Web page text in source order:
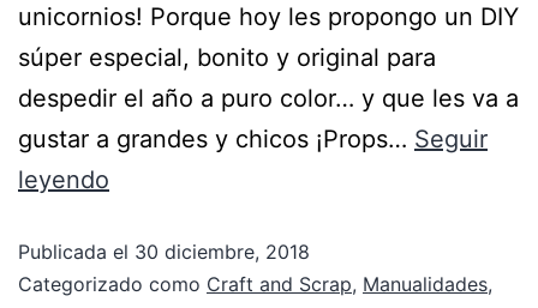
unicornios! Porque hoy les propongo un DIY
súper especial, bonito y original para
despedir el año a puro color… y que les va a
gustar a grandes y chicos ¡Props… Seguir
leyendo
Publicada el 30 diciembre, 2018
Categorizado como Craft and Scrap, Manualidades,